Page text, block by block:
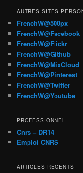
AUTRES SITES
FrenchW@500px
FrenchW@Facebook
FrenchW@Flickr
FrenchW@Github
FrenchW@MixCloud
FrenchW@Pinterest
FrenchW@Twitter
FrenchW@Youtube
PROFESSIONNEL
Cnrs – DR14
Emploi CNRS
ARTICLES RÉCENTS